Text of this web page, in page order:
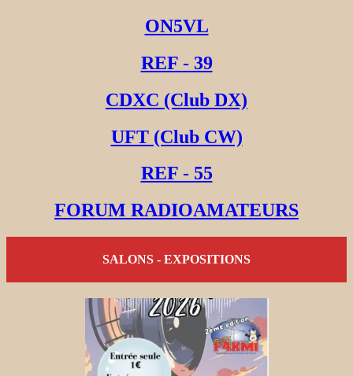
ON5VL
REF - 39
CDXC (Club DX)
UFT (Club CW)
REF - 55
FORUM RADIOAMATEURS
SALONS - EXPOSITIONS